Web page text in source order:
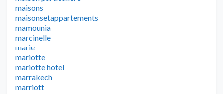
maisons
maisonsetappartements
mamounia
marcinelle
marie
mariotte
mariotte hotel
marrakech
marriott